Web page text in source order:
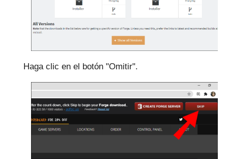
Haga clic en el botón "Omitir".